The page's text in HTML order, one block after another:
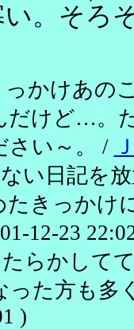
い。そ
かけあの
けど…。
さい～。 /
い日記を
たきっかけ
12-23
らかして
った方も多
)